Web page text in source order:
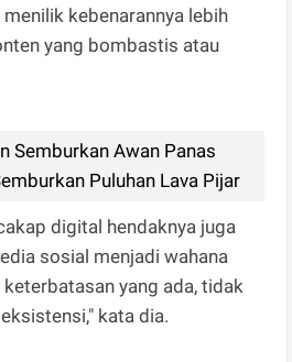
kebenarannya lebih
yang bombastis atau
Semburkan Awan Panas
Puluhan Lava Pijar
digital hendaknya juga
sosial menjadi wahana
yang ada, tidak
kata dia.